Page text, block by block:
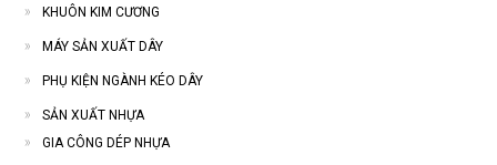
KHUÔN KIM CƯƠNG
MÁY SẢN XUẤT DÂY
PHỤ KIỆN NGÀNH KÉO DÂY
SẢN XUẤT NHỰA
GIA CÔNG DÉP NHỰA